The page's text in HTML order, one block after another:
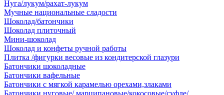
Нуга/лукум/рахат-лукум
Мучные национальные сладости
Шоколад/батончики
Шоколад плиточный
Мини-шоколад
Шоколад и конфеты ручной работы
Плитка /фигурки весовые из кондитерской глазури
Батончики шоколадные
Батончики вафельные
Батончики с мягкой карамелью орехами,злаками
Батончики нуговые/ марципановые/кокосовые/суфле/